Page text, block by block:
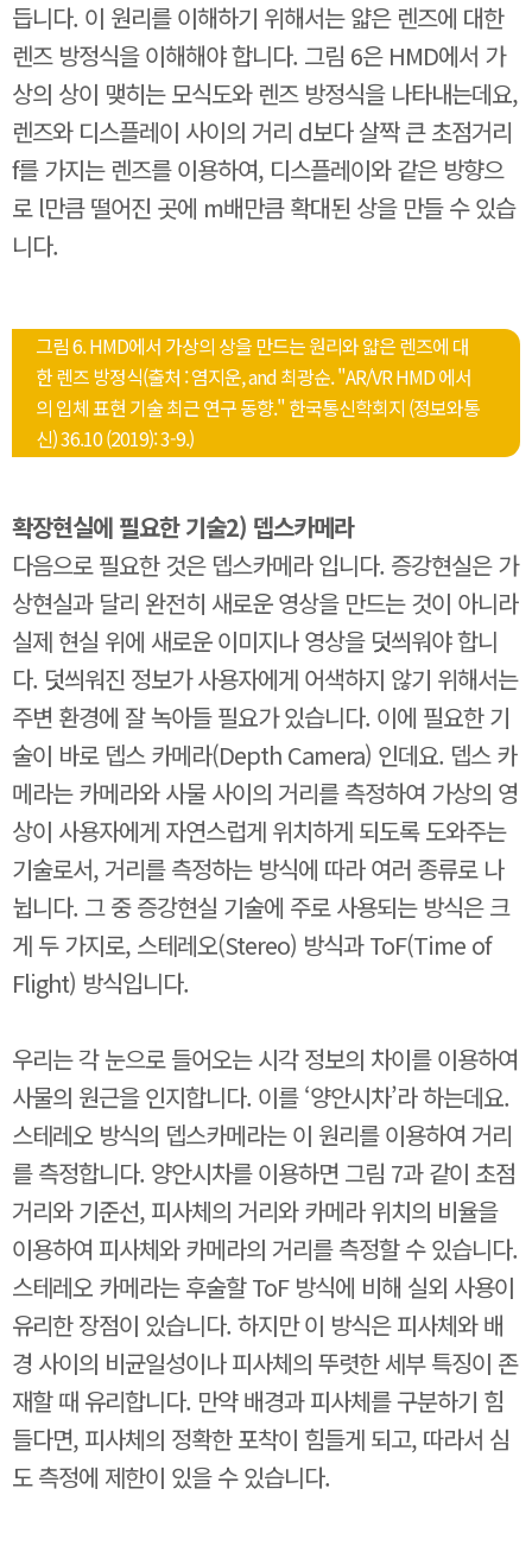
듭니다. 이 원리를 이해하기 위해서는 얇은 렌즈에 대한
렌즈 방정식을 이해해야 합니다. 그림 6은 HMD에서 가
상의 상이 맺히는 모식도와 렌즈 방정식을 나타내는데요,
렌즈와 디스플레이 사이의 거리 d보다 살짝 큰 초점거리
f를 가지는 렌즈를 이용하여, 디스플레이와 같은 방향으
로 l만큼 떨어진 곳에 m배만큼 확대된 상을 만들 수 있습
니다.
그림 6. HMD에서 가상의 상을 만드는 원리와 얇은 렌즈에 대
한 렌즈 방정식(출처 : 염지운, and 최광순. "AR/VR HMD 에서
의 입체 표현 기술 최근 연구 동향." 한국통신학회지 (정보와통
신) 36.10 (2019): 3-9.)
확장현실에 필요한 기술2) 뎁스카메라
다음으로 필요한 것은 뎁스카메라 입니다. 증강현실은 가
상현실과 달리 완전히 새로운 영상을 만드는 것이 아니라
실제 현실 위에 새로운 이미지나 영상을 덧씌워야 합니
다. 덧씌워진 정보가 사용자에게 어색하지 않기 위해서는
주변 환경에 잘 녹아들 필요가 있습니다. 이에 필요한 기
술이 바로 뎁스 카메라(Depth Camera) 인데요. 뎁스 카
메라는 카메라와 사물 사이의 거리를 측정하여 가상의 영
상이 사용자에게 자연스럽게 위치하게 되도록 도와주는
기술로서, 거리를 측정하는 방식에 따라 여러 종류로 나
뉩니다. 그 중 증강현실 기술에 주로 사용되는 방식은 크
게 두 가지로, 스테레오(Stereo) 방식과 ToF(Time of
Flight) 방식입니다.
우리는 각 눈으로 들어오는 시각 정보의 차이를 이용하여
사물의 원근을 인지합니다. 이를 ‘양안시차’라 하는데요.
스테레오 방식의 뎁스카메라는 이 원리를 이용하여 거리
를 측정합니다. 양안시차를 이용하면 그림 7과 같이 초점
거리와 기준선, 피사체의 거리와 카메라 위치의 비율을
이용하여 피사체와 카메라의 거리를 측정할 수 있습니다.
스테레오 카메라는 후술할 ToF 방식에 비해 실외 사용이
유리한 장점이 있습니다. 하지만 이 방식은 피사체와 배
경 사이의 비균일성이나 피사체의 뚜렷한 세부 특징이 존
재할 때 유리합니다. 만약 배경과 피사체를 구분하기 힘
들다면, 피사체의 정확한 포착이 힘들게 되고, 따라서 심
도 측정에 제한이 있을 수 있습니다.